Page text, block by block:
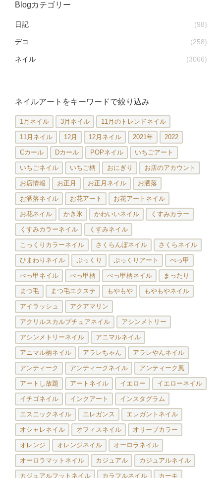
Blogカテゴリー
日記 (98)
デコ (258)
ネイル (3066)
ネイルアートをキーワードで絞り込み
1月ネイル 3月ネイル 11月のトレンドネイル
11月ネイル 12月 12月ネイル 2021年 2022
Cカール Dカール POPネイル いちごアート
いちごネイル いちご柄 おにぎり お店のアカウント
お店情報 お正月 お正月ネイル お洒落
お洒落ネイル お花アート お花アートネイル
お花ネイル かき氷 かわいいネイル くすみカラー
くすみカラーネイル くすみネイル
こっくりカラーネイル さくらんぼネイル さくらネイル
ひまわりネイル ぷっくり ぷっくりアート べっ甲
べっ甲ネイル べっ甲柄 べっ甲柄ネイル まったり
まつ毛 まつ毛エクステ もやもや もやもやネイル
アイラッシュ アクアマリン
アクリルスカルプチュアネイル アシンメトリー
アシンメトリーネイル アニマルネイル
アニマル柄ネイル アラレちゃん アラレやんネイル
アンティーク アンティークネイル アンティーク風
アートし放題 アートネイル イエロー イエローネイル
イチゴネイル インクアート インスタグラム
エスニックネイル エレガンス エレガントネイル
オシャレネイル オフィスネイル オリーブカラー
オレンジ オレンジネイル オーロラネイル
オーロラマットネイル カジュアル カジュアルネイル
カジュアルフットネイル カラフルネイル カーキ